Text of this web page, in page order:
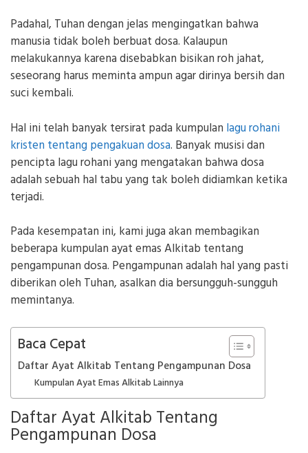
Padahal, Tuhan dengan jelas mengingatkan bahwa
manusia tidak boleh berbuat dosa. Kalaupun
melakukannya karena disebabkan bisikan roh jahat,
seseorang harus meminta ampun agar dirinya bersih dan
suci kembali.
Hal ini telah banyak tersirat pada kumpulan lagu rohani
kristen tentang pengakuan dosa. Banyak musisi dan
pencipta lagu rohani yang mengatakan bahwa dosa
adalah sebuah hal tabu yang tak boleh didiamkan ketika
terjadi.
Pada kesempatan ini, kami juga akan membagikan
beberapa kumpulan ayat emas Alkitab tentang
pengampunan dosa. Pengampunan adalah hal yang pasti
diberikan oleh Tuhan, asalkan dia bersungguh-sungguh
memintanya.
Baca Cepat
Daftar Ayat Alkitab Tentang Pengampunan Dosa
Kumpulan Ayat Emas Alkitab Lainnya
Daftar Ayat Alkitab Tentang
Pengampunan Dosa